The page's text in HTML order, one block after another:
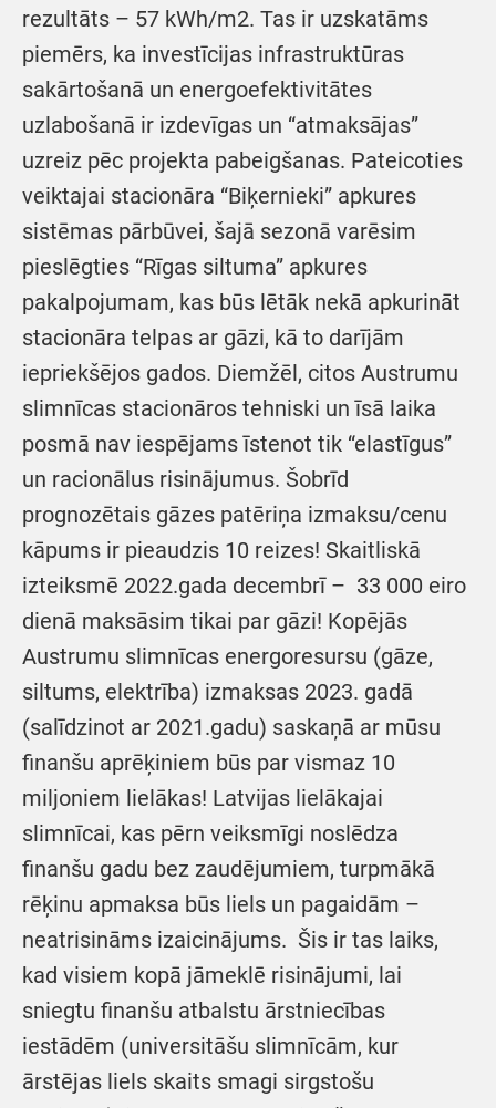
rezultāts – 57 kWh/m2. Tas ir uzskatāms
piemērs, ka investīcijas infrastruktūras
sakārtošanā un energoefektivitātes
uzlabošanā ir izdevīgas un “atmaksājas”
uzreiz pēc projekta pabeigšanas. Pateicoties
veiktajai stacionāra “Biķernieki” apkures
sistēmas pārbūvei, šajā sezonā varēsim
pieslēgties “Rīgas siltuma” apkures
pakalpojumam, kas būs lētāk nekā apkurināt
stacionāra telpas ar gāzi, kā to darījām
iepriekšējos gados. Diemžēl, citos Austrumu
slimnīcas stacionāros tehniski un īsā laika
posmā nav iespējams īstenot tik “elastīgus”
un racionālus risinājumus. Šobrīd
prognozētais gāzes patēriņa izmaksu/cenu
kāpums ir pieaudzis 10 reizes! Skaitliskā
izteiksmē 2022.gada decembrī – 33 000 eiro
dienā maksāsim tikai par gāzi! Kopējās
Austrumu slimnīcas energoresursu (gāze,
siltums, elektrība) izmaksas 2023. gadā
(salīdzinot ar 2021.gadu) saskaņā ar mūsu
finanšu aprēķiniem būs par vismaz 10
miljoniem lielākas! Latvijas lielākajai
slimnīcai, kas pērn veiksmīgi noslēdza
finanšu gadu bez zaudējumiem, turpmākā
rēķinu apmaksa būs liels un pagaidām –
neatrisināms izaicinājums. Šis ir tas laiks,
kad visiem kopā jāmeklē risinājumi, lai
sniegtu finanšu atbalstu ārstniecības
iestādēm (universitāšu slimnīcām, kur
ārstējas liels skaits smagi sirgstošu